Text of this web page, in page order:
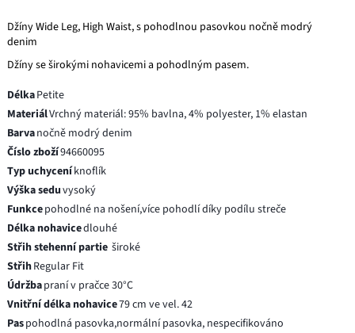
Džíny Wide Leg, High Waist, s pohodlnou pasovkou nočně modrý
denim
Džíny se širokými nohavicemi a pohodlným pasem.
DélkaPetite
MateriálVrchný materiál: 95% bavlna, 4% polyester, 1% elastan
Barvanočně modrý denim
Číslo zboží94660095
Typ uchyceníknoflík
Výška seduvysoký
Funkcepohodlné na nošení,více pohodlí díky podílu streče
Délka nohavicedlouhé
Střih stehenní partie široké
StřihRegular Fit
Údržbapraní v pračce 30°C
Vnitřní délka nohavice79 cm ve vel. 42
Paspohodlná pasovka,normální pasovka, nespecifikováno